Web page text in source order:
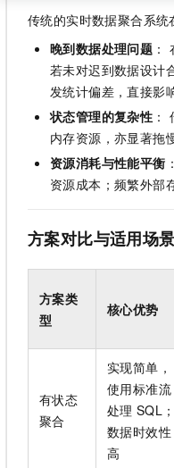
传统的实时数据聚合系统
晚到数据处理问题 ：
若未对迟到数据设计
发统计偏差，直接影
状态管理的复杂性 ：
内存资源，亦显著拖
资源消耗与性能平衡
资源成本；频繁外部
方案对比与适用场
方案类
型
核心优势
有状态
聚合
实现简单，
使用标准流
处理 SQL；
数据时效性
高
能看、能想、能动手的多模态智
Qwen3-VL-Plus
大模型服务
千问AI平台-Token Plan NEW
千问AI平台-模型体验
Happy 系列大模型
大模型解决方案
快速部署 Dify，高效搭建 AI 应用
云原生大数据计算服务
面向分析的企业级SaaS模式云数
解决方案免费试用 新老同享
最高领取价值200元试用点，立即
AI 产品 免费试用
1亿+ 大模型 tokens 和 30+ 款产
140+云产品 免费试用
产品新客免费试用，最长12个月
大模型ACA认证体验
电子合同
Tableau 订阅
AI空中课堂在线直播课堂（旗
生态解决方案
开发者生态解决方案
天池大赛
AI 算法大赛
云开发大赛
入门学习赛